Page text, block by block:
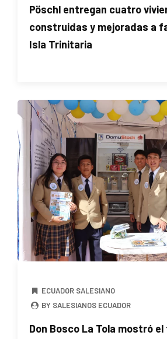
Pöschl entregan cuatro
construidas y mejoradas a
Isla Trinitaria
ECUADOR SALESIANO
BY SALESIANOS ECUADOR
Don Bosco La Tola mostró